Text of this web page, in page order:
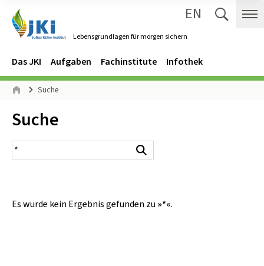
Lebensgrundlagen für morgen sichern
EN
Navigation
Hauptmenü
Das JKI Aufgaben Fachinstitute Infothek
Seitenpfad
Suche
Inhalt:
Suche
Suchergebnis
Es wurde kein Ergebnis gefunden zu »*«.